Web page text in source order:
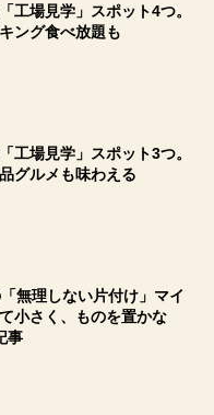
工場見学」スポット4つ。
ング食べ放題も
工場見学」スポット3つ。
グルメも味わえる
無理しない片付け」マイ
小さく、ものを置かな
事